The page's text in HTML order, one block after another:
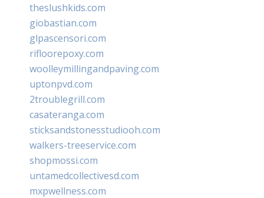
theslushkids.com
giobastian.com
glpascensori.com
rifloorepoxy.com
woolleymillingandpaving.com
uptonpvd.com
2troublegrill.com
casateranga.com
sticksandstonesstudiooh.com
walkers-treeservice.com
shopmossi.com
untamedcollectivesd.com
mxpwellness.com